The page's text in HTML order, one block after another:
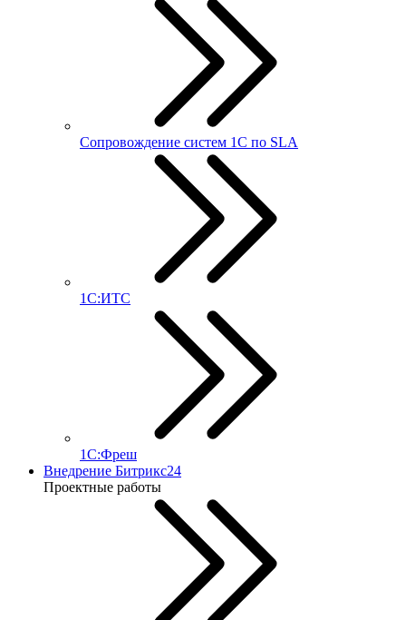
Сопровождение систем 1С по SLA
1С:ИТС
1С:Фреш
Внедрение Битрикс24
Проектные работы